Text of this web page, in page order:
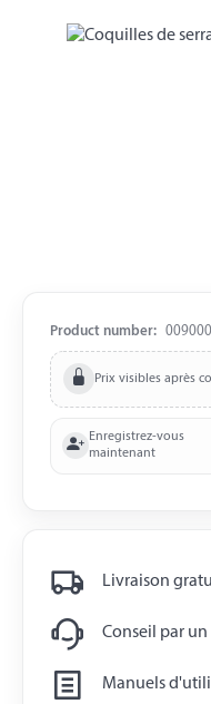
Skip image gallery
Product number:
Prix visibles après
Enregistrez-vous
maintenant
Livraison
Conseil par
Manuels